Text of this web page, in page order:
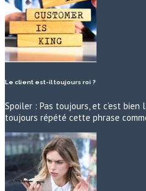
Le client est-il toujours roi ?
Spoiler : Pas toujours, et c’est bien
toujours répété cette phrase